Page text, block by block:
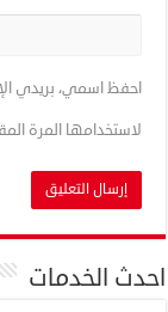
احفظ اسمي، بريدي
لاستخدامها المرة
احدث الخدمات